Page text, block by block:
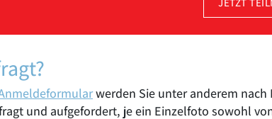
werden Sie unter anderem nach
und aufgefordert, je ein Einzelfoto sowohl